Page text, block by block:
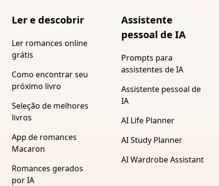
Ler e descobrir
Ler romances online
grátis
Como encontrar seu
próximo livro
Seleção de melhores
livros
App de romances
Macaron
Romances gerados
por IA
Assistente
pessoal de IA
Prompts para
assistentes de IA
Assistente pessoal de
IA
AI Life Planner
AI Study Planner
AI Wardrobe Assistant